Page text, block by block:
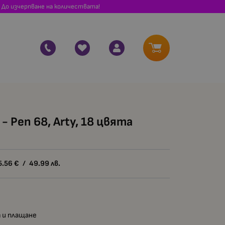
изчерпване на количествата!
Pen 68, Arty, 18 цвята
€ / 49.99 лв.
плащане